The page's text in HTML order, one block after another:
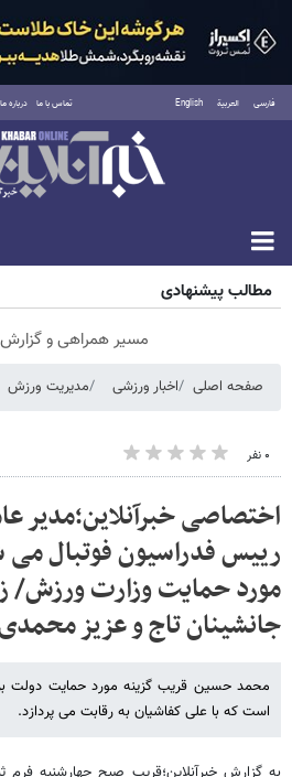
فارسی العربية English تماس با ما درباره ما
پنجشنبه ۱۵ مرداد ۱۴۰۵
مطالب پیشنهادی
مسیر همراهی و گزارش
صفحه اصلی اخبار ورزشی مدیریت ورزش
۰ نفر
اختصاصی خبرآنلاین؛مدیر
رییس فدراسیون فوتبال
مورد حمایت وزارت ورزش/
جانشینان تاج و عزیز
محمد حسین قریب گزینه مورد حمایت دولت
است که با علی کفاشیان به رقابت می پردازد.
به گزارش خبرآنلاین؛قریب صبح چهارشنبه فرم